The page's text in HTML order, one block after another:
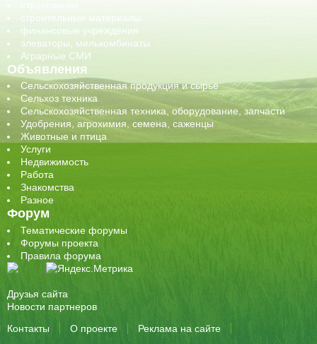
строительные материалы
финансовые учреждения
элеваторы, мелькомбинаты
Аграрные СМИ
Объявления
Сельскохозяйственная продукция и сырье
Сельхоз техника
Сельскохозяйственная техника, оборудование, запчасти
Удобрения, агрохимия, семена, саженцы
Животные и птица
Услуги
Недвижимость
Работа
Знакомства
Разное
Форум
Тематические форумы
Форумы проекта
Правила форума
Друзья сайта
Новости партнеров
Контакты
О проекте Реклама на сайте